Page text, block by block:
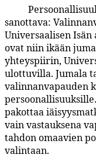
sanottava:
Universaalisen
ovat niin ikään
yhteyspiirin,
ulottuvilla. Jumala
valinnanvapauden
pakottaa
vain vastauksena
tahdon omaavien
valintaan.